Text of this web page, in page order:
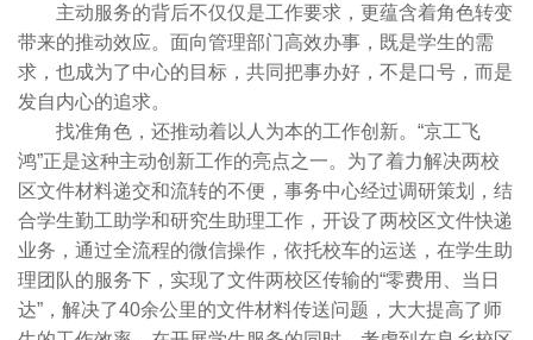
主动服务的背后不仅仅是工作要求，更蕴含着角色转变
带来的推动效应。面向管理部门高效办事，既是学生的需
求，也成为了中心的目标，共同把事办好，不是口号，而是
发自内心的追求。
找准角色，还推动着以人为本的工作创新。“京工飞
鸿”正是这种主动创新工作的亮点之一。为了着力解决两校
区文件材料递交和流转的不便，事务中心经过调研策划，结
合学生勤工助学和研究生助理工作，开设了两校区文件快递
业务，通过全流程的微信操作，依托校车的运送，在学生助
理团队的服务下，实现了文件两校区传输的“零费用、当日
达”，解决了40余公里的文件材料传送问题，大大提高了师